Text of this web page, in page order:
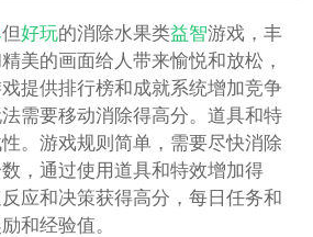
但好玩的消除水果类益智游戏，丰
美的画面给人带来愉悦和放松，
提供排行榜和成就系统增加竞争
需要移动消除得高分。道具和特
。游戏规则简单，需要尽快消除
，通过使用道具和特效增加得
应和决策获得高分，每日任务和
和经验值。